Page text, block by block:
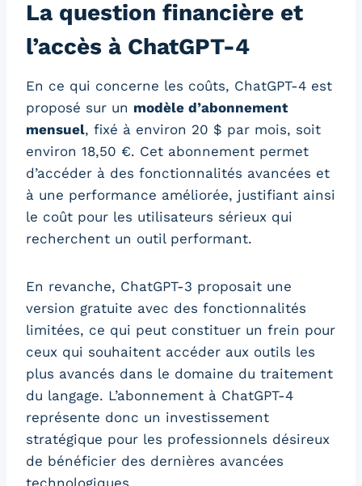
La question financière et
l’accès à ChatGPT-4
En ce qui concerne les coûts, ChatGPT-4 est
proposé sur un modèle d’abonnement
mensuel, fixé à environ 20 $ par mois, soit
environ 18,50 €. Cet abonnement permet
d’accéder à des fonctionnalités avancées et
à une performance améliorée, justifiant ainsi
le coût pour les utilisateurs sérieux qui
recherchent un outil performant.
En revanche, ChatGPT-3 proposait une
version gratuite avec des fonctionnalités
limitées, ce qui peut constituer un frein pour
ceux qui souhaitent accéder aux outils les
plus avancés dans le domaine du traitement
du langage. L’abonnement à ChatGPT-4
représente donc un investissement
stratégique pour les professionnels désireux
de bénéficier des dernières avancées